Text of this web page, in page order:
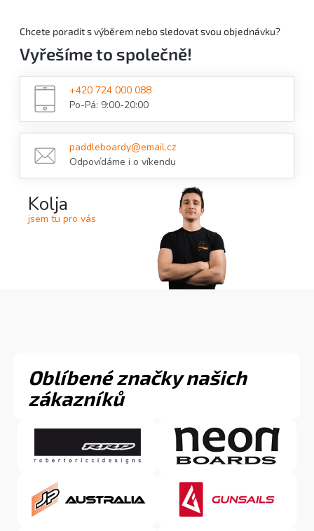
Kolja
jsem tu pro vás
Chcete poradit s výběrem nebo sledovat svou objednávku?
Vyřešíme to společně!
+420 724 000 088
Po-Pá: 9:00-20:00
paddleboardy@email.cz
Odpovídáme i o víkendu
Oblíbené značky našich
zákazníků